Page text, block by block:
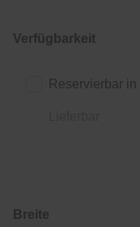
Verfügbarkeit
Reservierbar in
Breite